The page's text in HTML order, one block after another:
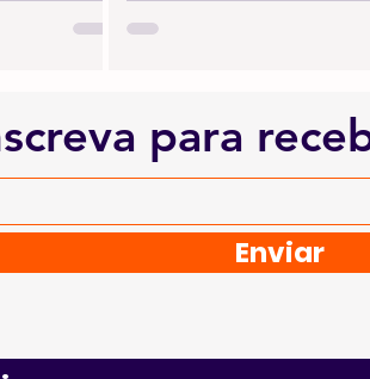
para
Enviar